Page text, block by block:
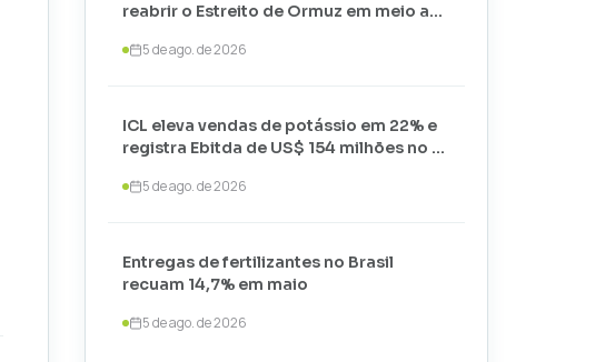
reabrir o Estreito de Ormuz em meio a
5 de ago. de 2026
ICL eleva vendas de potássio em 22% e
registra Ebitda de US$ 154 milhões no 2º
5 de ago. de 2026
Entregas de fertilizantes no Brasil
recuam 14,7% em maio
5 de ago. de 2026